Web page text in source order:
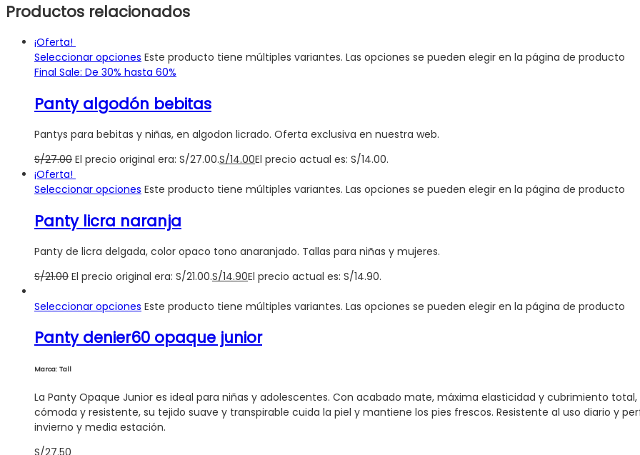
Productos relacionados
¡Oferta!
Seleccionar opciones Este producto tiene múltiples variantes. Las opciones se pueden elegir en la página de producto
Final Sale: De 30% hasta 60%
Panty algodón bebitas
Pantys para bebitas y niñas, en algodon licrado. Oferta exclusiva en nuestra web.
S/27.00 El precio original era: S/27.00.S/14.00El precio actual es: S/14.00.
¡Oferta!
Seleccionar opciones Este producto tiene múltiples variantes. Las opciones se pueden elegir en la página de producto
Panty licra naranja
Panty de licra delgada, color opaco tono anaranjado. Tallas para niñas y mujeres.
S/21.00 El precio original era: S/21.00.S/14.90El precio actual es: S/14.90.
Seleccionar opciones Este producto tiene múltiples variantes. Las opciones se pueden elegir en la página de producto
Panty denier60 opaque junior
Marca: Tall
La Panty Opaque Junior es ideal para niñas y adolescentes. Con acabado mate, máxima elasticidad y cubrimiento
cómoda y resistente, su tejido suave y transpirable cuida la piel y mantiene los pies frescos. Resistente al uso diario y
invierno y media estación.